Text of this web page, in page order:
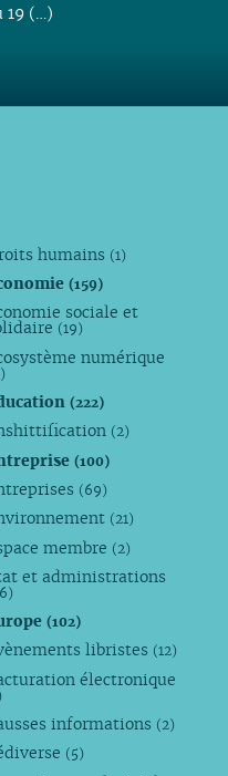
19 (…)
humains (1)
(159)
sociale et
(19)
numérique
(222)
(2)
(100)
(69)
(21)
membre (2)
et administrations
(102)
libristes (12)
électronique
informations (2)
(5)